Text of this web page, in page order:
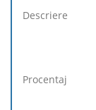
Descriere